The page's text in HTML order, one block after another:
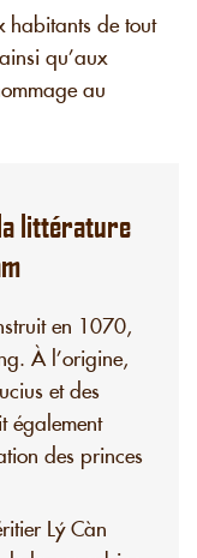
habitants de tout
qu’aux
au
littérature
en 1070,
À l’origine,
et des
également
des princes
Lý Càn